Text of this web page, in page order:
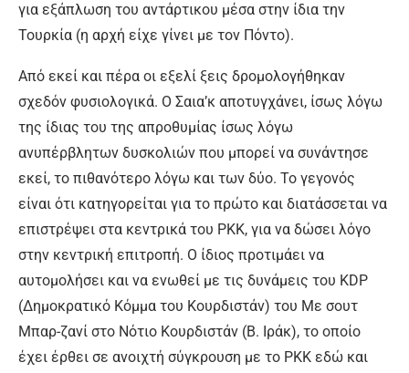
για εξάπλωση του αντάρτικου μέσα στην ίδια την
Τουρκία (η αρχή είχε γίνει με τον Πόντο).
Από εκεί και πέρα οι εξελί ξεις δρομολογήθηκαν
σχεδόν φυσιολογικά. Ο Σαια’κ αποτυγχάνει, ίσως λόγω
της ίδιας του της απροθυμίας ίσως λόγω
ανυπέρβλητων δυσκολιών που μπορεί να συνάντησε
εκεί, το πιθανότερο λόγω και των δύο. Το γεγονός
είναι ότι κατηγορείται για το πρώτο και διατάσσεται να
επιστρέψει στα κεντρικά του ΡΚΚ, για να δώσει λόγο
στην κεντρική επιτροπή. Ο ίδιος προτιμάει να
αυτομολήσει και να ενωθεί με τις δυνάμεις του KDP
(Δημοκρατικό Κόμμα του Κουρδιστάν) του Με σουτ
Μπαρ-ζανί στο Νότιο Κουρδιστάν (Β. Ιράκ), το οποίο
έχει έρθει σε ανοιχτή σύγκρουση με το ΡΚΚ εδώ και